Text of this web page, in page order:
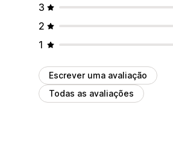
3
2
1
Escrever uma avaliação
Todas as avaliações